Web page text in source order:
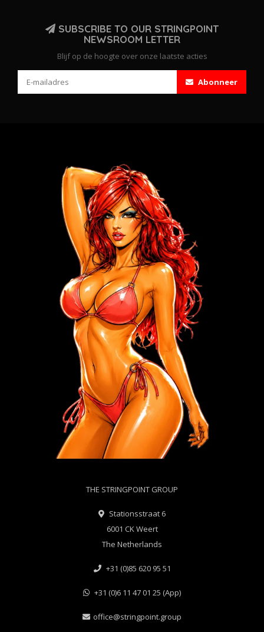
SUBSCRIBE TO OUR STRINGPOINT
NEWSROOM LETTER
Blijf op de hoogte over onze laatste acties
Abonneer
THE STRINGPOINT GROUP
Stationsstraat 6
6001 CK Weert
The Netherlands
+31 (0)85 620 95 51
+31 (0)6 11 47 01 25 (App)
office@stringpoint.group